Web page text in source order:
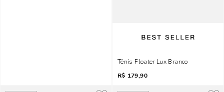
Tênis Floater Lux Branco
R$ 179,90